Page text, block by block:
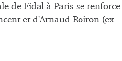
de Fidal à Paris se renforce
et d'Arnaud Roiron (ex-